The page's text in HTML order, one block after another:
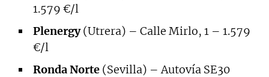
1.579 €/l
Plenergy(Utrera) – Calle Mirlo, 1 – 1.579
€/l
Ronda Norte (Sevilla) – Autovía SE30